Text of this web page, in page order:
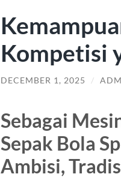
Kompetisi
DECEMBER 1, 2025 /
Sebagai
Sepak Bola
Ambisi,